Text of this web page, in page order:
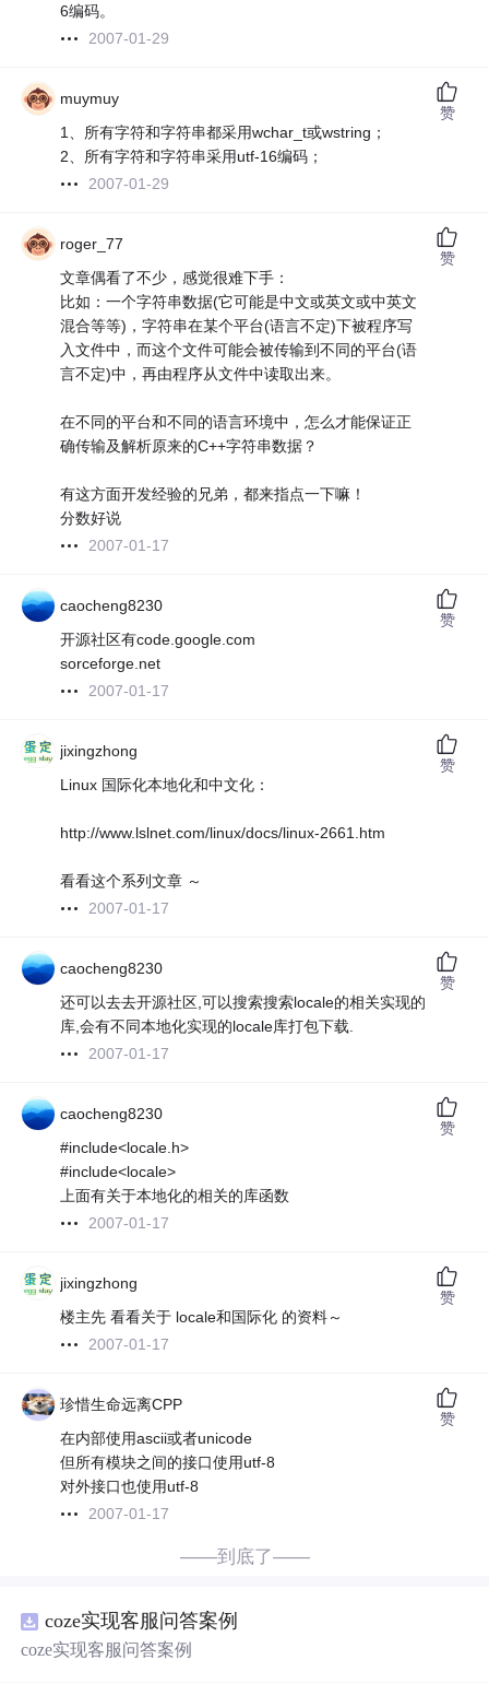
6编码。
2007-01-29
muymuy
1、所有字符和字符串都采用wchar_t或wstring；
2、所有字符和字符串采用utf-16编码；
2007-01-29
赞
roger_77
文章偶看了不少，感觉很难下手：
比如：一个字符串数据(它可能是中文或英文或中英文
混合等等)，字符串在某个平台(语言不定)下被程序写
入文件中，而这个文件可能会被传输到不同的平台(语
言不定)中，再由程序从文件中读取出来。
在不同的平台和不同的语言环境中，怎么才能保证正
确传输及解析原来的C++字符串数据？
有这方面开发经验的兄弟，都来指点一下嘛！
分数好说
2007-01-17
赞
caocheng8230
开源社区有code.google.com
sorceforge.net
2007-01-17
赞
jixingzhong
Linux 国际化本地化和中文化：
http://www.lslnet.com/linux/docs/linux-2661.htm
看看这个系列文章 ～
2007-01-17
赞
caocheng8230
还可以去去开源社区,可以搜索搜索locale的相关实现的
库,会有不同本地化实现的locale库打包下载.
2007-01-17
赞
caocheng8230
#include<locale.h>
#include<locale>
上面有关于本地化的相关的库函数
2007-01-17
赞
jixingzhong
楼主先 看看关于 locale和国际化 的资料～
2007-01-17
赞
珍惜生命远离CPP
在内部使用ascii或者unicode
但所有模块之间的接口使用utf-8
对外接口也使用utf-8
2007-01-17
赞
——到底了——
coze实现客服问答案例
coze实现客服问答案例